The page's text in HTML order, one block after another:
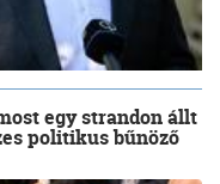
egy strandon állt
politikus bűnöző